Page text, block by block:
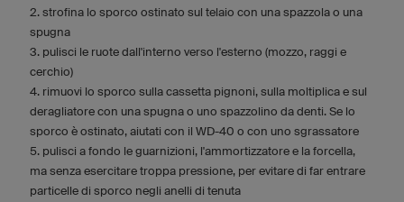
2. strofina lo sporco ostinato sul telaio con una spazzola o una
spugna
3. pulisci le ruote dall'interno verso l'esterno (mozzo, raggi e
cerchio)
4. rimuovi lo sporco sulla cassetta pignoni, sulla moltiplica e sul
deragliatore con una spugna o uno spazzolino da denti. Se lo
sporco è ostinato, aiutati con il WD-40 o con uno sgrassatore
5. pulisci a fondo le guarnizioni, l'ammortizzatore e la forcella,
ma senza esercitare troppa pressione, per evitare di far entrare
particelle di sporco negli anelli di tenuta